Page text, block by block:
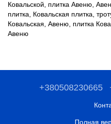
Ковальской, плитка Авеню,
плитка, Ковальская плитка,
Ковальская, Авеню, плитка
Авеню
+380508230665
Полная